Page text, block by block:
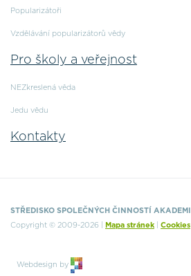
Popularizátoři
Vzdělávání popularizátorů vědy
Pro školy a veřejnost
NEZkreslená věda
Jedu vědu
Kontakty
STŘEDISKO SPOLEČNÝCH ČINNOSTÍ
Copyright © 2009-2026 |
Mapa stránek Cookies
Webdesign by